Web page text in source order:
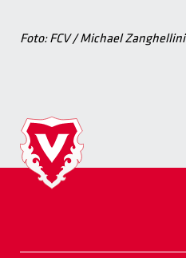
Foto: FCV / Michael Zanghellini